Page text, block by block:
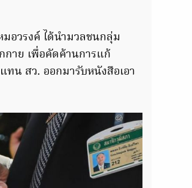
อวรงค์ ได้นำมวลชนกลุ่ม
าย เพื่อคัดค้านการแก้
น สว. ออกมารับหนังสือเอา